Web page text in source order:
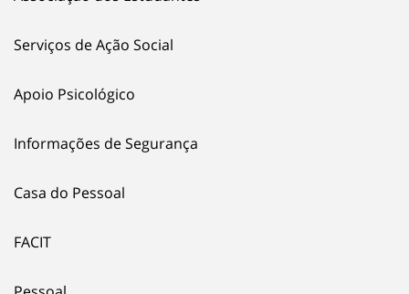
Serviços de Ação Social
Apoio Psicológico
Informações de Segurança
Casa do Pessoal
FACIT